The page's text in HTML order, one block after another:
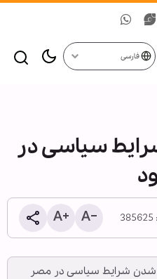
فارسی
سیاسی در
شدن شرایط سیاسی در مصر